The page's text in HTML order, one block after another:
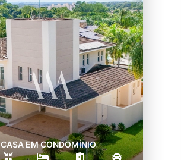
CASA EM CONDOMÍNIO